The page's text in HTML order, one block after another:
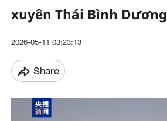
xuyên Thái Bình Dương
2026-05-11 03:23:13
Share